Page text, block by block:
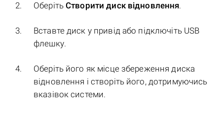
ОберітьСтворити диск відновлення.
Вставте диск у привід або підключіть USB
флешку.
Оберіть його як місце збереження диска
відновлення і створіть його, дотримуючись
вказівок системи.